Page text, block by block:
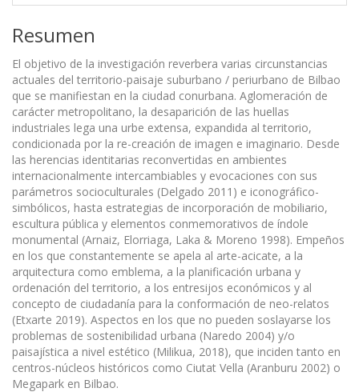
Resumen
El objetivo de la investigación reverbera varias circunstancias
actuales del territorio-paisaje suburbano / periurbano de Bilbao
que se manifiestan en la ciudad conurbana. Aglomeración de
carácter metropolitano, la desaparición de las huellas
industriales lega una urbe extensa, expandida al territorio,
condicionada por la re-creación de imagen e imaginario. Desde
las herencias identitarias reconvertidas en ambientes
internacionalmente intercambiables y evocaciones con sus
parámetros socioculturales (Delgado 2011) e iconográfico-
simbólicos, hasta estrategias de incorporación de mobiliario,
escultura pública y elementos conmemorativos de índole
monumental (Arnaiz, Elorriaga, Laka & Moreno 1998). Empeños
en los que constantemente se apela al arte-acicate, a la
arquitectura como emblema, a la planificación urbana y
ordenación del territorio, a los entresijos económicos y al
concepto de ciudadanía para la conformación de neo-relatos
(Etxarte 2019). Aspectos en los que no pueden soslayarse los
problemas de sostenibilidad urbana (Naredo 2004) y/o
paisajística a nivel estético (Milikua, 2018), que inciden tanto en
centros-núcleos históricos como Ciutat Vella (Aranburu 2002) o
Megapark en Bilbao.